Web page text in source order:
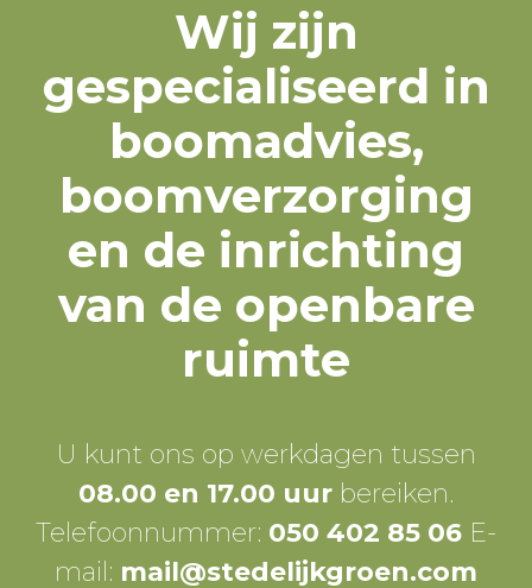
Wij zijn
gespecialiseerd in
boomadvies,
boomverzorging
en de inrichting
van de openbare
ruimte
U kunt ons op werkdagen tussen
08.00 en 17.00 uur bereiken.
Telefoonnummer: 050 402 85 06 E-
mail: mail@stedelijkgroen.com